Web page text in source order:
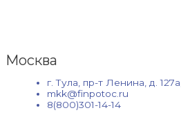
Москва
г. Тула, пр-т Ленина, д.
mkk@finpotoc.ru
8(800)301-14-14